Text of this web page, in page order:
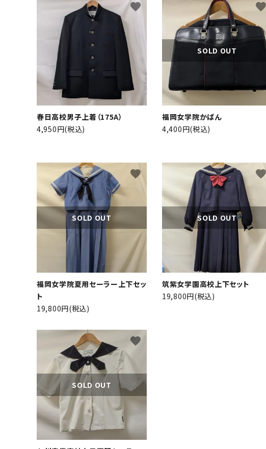
春日高校男子上着（175A）
4,950円(税込)
favorite
SOLD OUT
福岡女学院かばん
4,400円(税込)
favorite
SOLD OUT
福岡女学院夏用セーラー上下セッ
ト
19,800円(税込)
favorite
SOLD OUT
筑紫女学園高校上下セット
19,800円(税込)
SOLD OUT
favorite
カテゴリー